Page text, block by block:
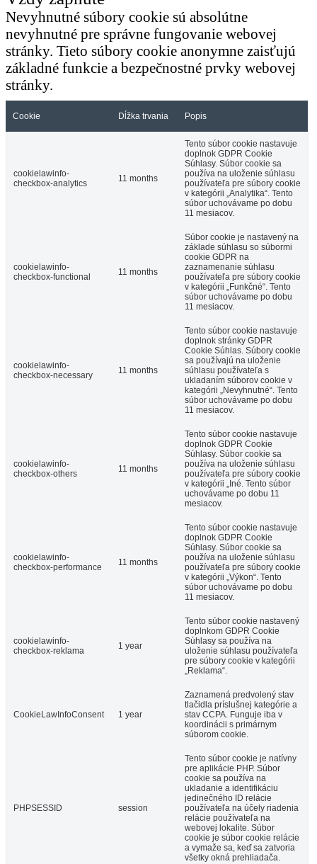
Nevyhnutné súbory cookie sú absolútne
nevyhnutné pre správne fungovanie webovej
stránky. Tieto súbory cookie anonymne zaisťujú
základné funkcie a bezpečnostné prvky webovej
stránky.
Cookie Dĺžka trvania Popis
cookielawinfo-
checkbox-analytics
11 months
Tento súbor cookie nastavuje
doplnok GDPR Cookie
Súhlasy. Súbor cookie sa
používa na uloženie súhlasu
používateľa pre súbory cookie
v kategórii „Analytika“. Tento
súbor uchovávame po dobu
11 mesiacov.
cookielawinfo-
checkbox-functional
11 months
Súbor cookie je nastavený na
základe súhlasu so súbormi
cookie GDPR na
zaznamenanie súhlasu
používateľa pre súbory cookie
v kategórii „Funkčné“. Tento
súbor uchovávame po dobu
11 mesiacov.
cookielawinfo-
checkbox-necessary
11 months
Tento súbor cookie nastavuje
doplnok stránky GDPR
Cookie Súhlas. Súbory cookie
sa používajú na uloženie
súhlasu používateľa s
ukladaním súborov cookie v
kategórii „Nevyhnutné“. Tento
súbor uchovávame po dobu
11 mesiacov.
cookielawinfo-
checkbox-others
11 months
Tento súbor cookie nastavuje
doplnok GDPR Cookie
Súhlasy. Súbor cookie sa
používa na uloženie súhlasu
používateľa pre súbory cookie
v kategórii „Iné. Tento súbor
uchovávame po dobu 11
mesiacov.
cookielawinfo-
checkbox-performance
11 months
Tento súbor cookie nastavuje
doplnok GDPR Cookie
Súhlasy. Súbor cookie sa
používa na uloženie súhlasu
používateľa pre súbory cookie
v kategórii „Výkon“. Tento
súbor uchovávame po dobu
11 mesiacov.
cookielawinfo-
checkbox-reklama
1 year
Tento súbor cookie nastavený
doplnkom GDPR Cookie
Súhlasy sa používa na
uloženie súhlasu používateľa
pre súbory cookie v kategórii
„Reklama“.
CookieLawInfoConsent 1 year
Zaznamená predvolený stav
tlačidla príslušnej kategórie a
stav CCPA. Funguje iba v
koordinácii s primárnym
súborom cookie.
PHPSESSID session
Tento súbor cookie je natívny
pre aplikácie PHP. Súbor
cookie sa používa na
ukladanie a identifikáciu
jedinečného ID relácie
používateľa na účely riadenia
relácie používateľa na
webovej lokalite. Súbor
cookie je súbor cookie relácie
a vymaže sa, keď sa zatvoria
všetky okná prehliadača.